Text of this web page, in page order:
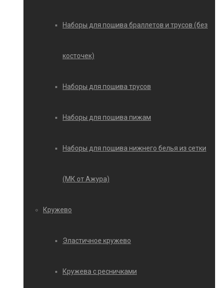
Наборы для пошива браллетов и трусов (без
косточек)
Наборы для пошива трусов
Наборы для пошива пижам
Наборы для пошива нижнего белья из сетки
(МК от Ажура)
Кружево
Эластичное кружево
Кружева с ресничками